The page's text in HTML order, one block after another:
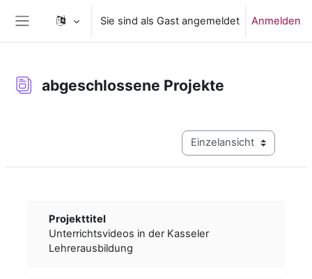
Website-Übersicht
Sie sind als Gast angemeldet Anmelden
abgeschlossene Projekte
Modus Tertiärnavigation
Projekttitel
Unterrichtsvideos in der Kasseler
Lehrerausbildung